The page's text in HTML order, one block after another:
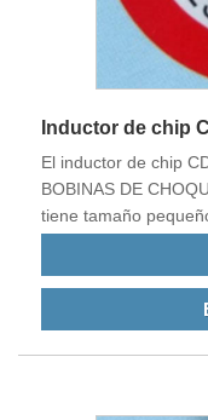
Inductor de chip
El inductor de chip
BOBINAS DE
tiene tamaño
eficiencia de